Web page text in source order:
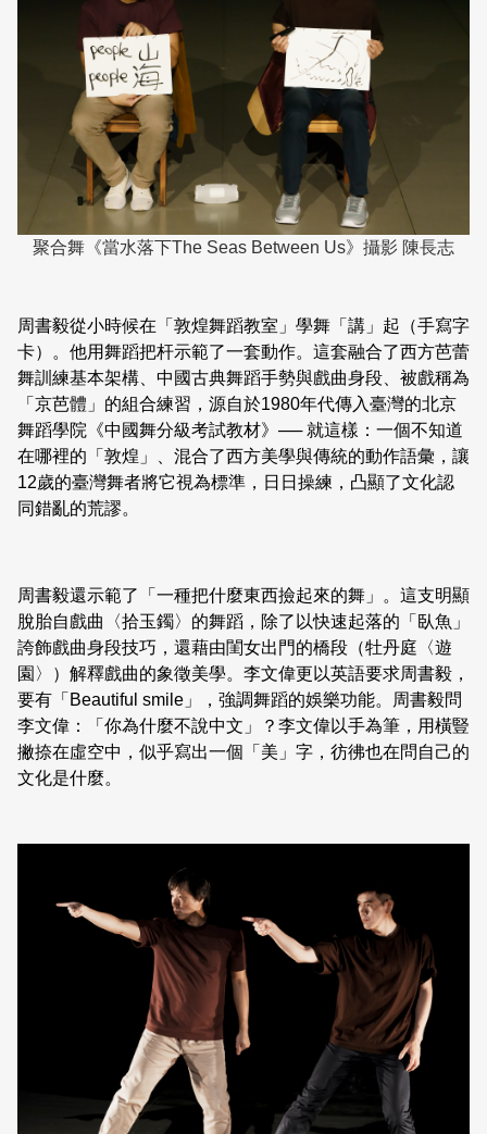
聚合舞《當水落下The Seas Between Us》攝影 陳長志
周書毅從小時候在「敦煌舞蹈教室」學舞「講」起（手寫字
卡）。他用舞蹈把杆示範了一套動作。這套融合了西方芭蕾
舞訓練基本架構、中國古典舞蹈手勢與戲曲身段、被戲稱為
「京芭體」的組合練習，源自於1980年代傳入臺灣的北京
舞蹈學院《中國舞分級考試教材》── 就這樣：一個不知道
在哪裡的「敦煌」、混合了西方美學與傳統的動作語彙，讓
12歲的臺灣舞者將它視為標準，日日操練，凸顯了文化認
同錯亂的荒謬。
周書毅還示範了「一種把什麼東西撿起來的舞」。這支明顯
脫胎自戲曲〈拾玉鐲〉的舞蹈，除了以快速起落的「臥魚」
誇飾戲曲身段技巧，還藉由閨女出門的橋段（牡丹庭〈遊
園〉）解釋戲曲的象徵美學。李文偉更以英語要求周書毅，
要有「Beautiful smile」，強調舞蹈的娛樂功能。周書毅問
李文偉：「你為什麼不說中文」？李文偉以手為筆，用橫豎
撇捺在虛空中，似乎寫出一個「美」字，彷彿也在問自己的
文化是什麼。